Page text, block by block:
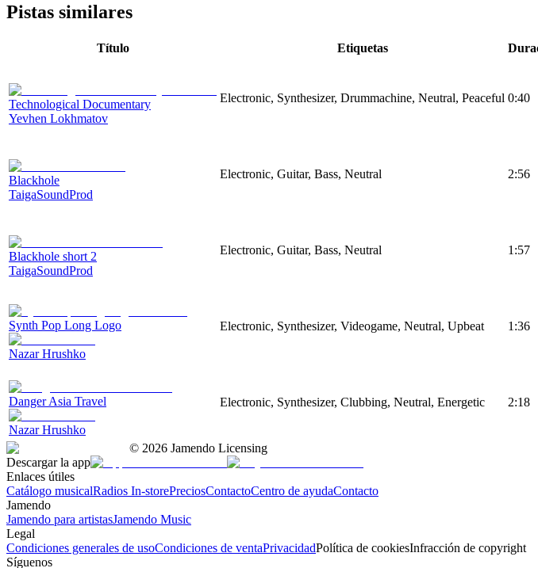
Pistas similares
Título Etiquetas
Technological Documentary
Yevhen Lokhmatov
Electronic, Synthesizer, Drummachine, Neutral, Peaceful 0:40
Blackhole
TaigaSoundProd
Electronic, Guitar, Bass, Neutral 2:56
Blackhole short 2
TaigaSoundProd
Electronic, Guitar, Bass, Neutral 1:57
Synth Pop Long Logo
Nazar Hrushko
Electronic, Synthesizer, Videogame, Neutral, Upbeat 1:36
Danger Asia Travel
Nazar Hrushko
Electronic, Synthesizer, Clubbing, Neutral, Energetic 2:18
© 2026 Jamendo Licensing
Descargar la app
Enlaces útiles
Catálogo musicalRadios In-storePreciosContactoCentro de ayudaContacto
Jamendo
Jamendo para artistasJamendo Music
Legal
Condiciones generales de usoCondiciones de ventaPrivacidadPolítica de cookiesInfracción de copyright
Síguenos